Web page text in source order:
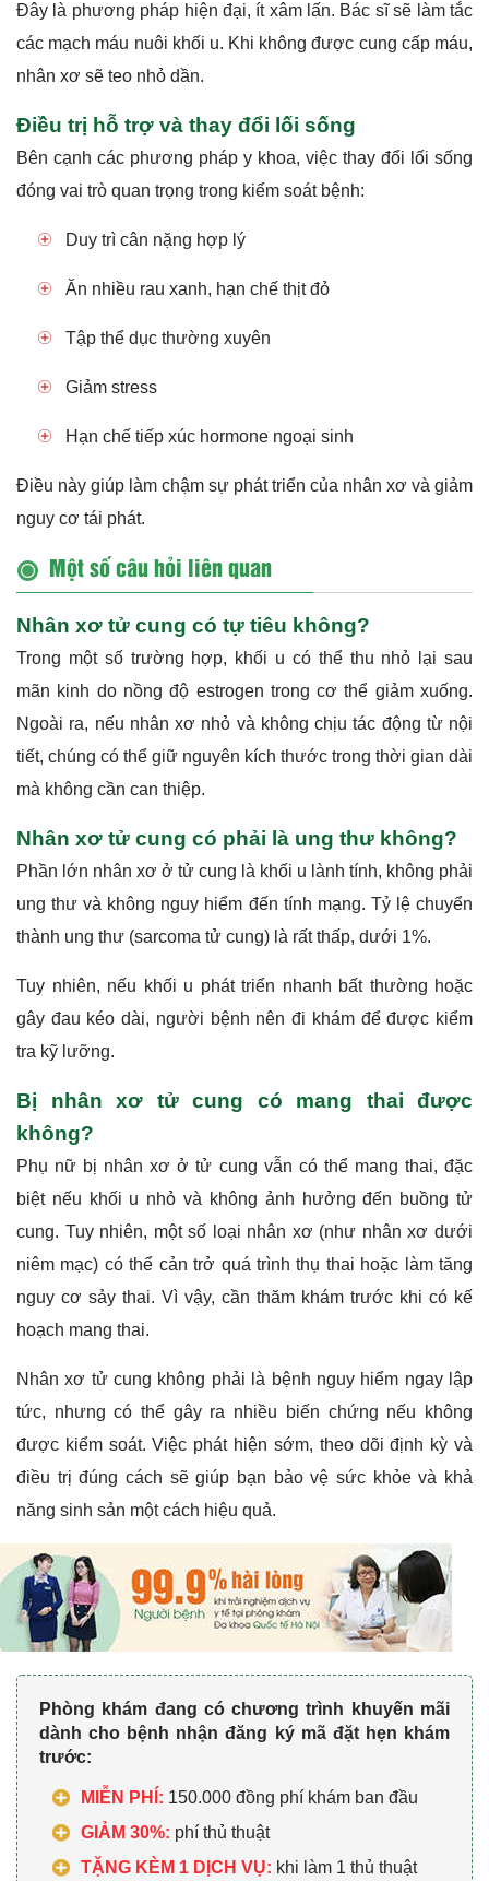
Đây là phương pháp hiện đại, ít xâm lấn. Bác sĩ sẽ làm tắc
các mạch máu nuôi khối u. Khi không được cung cấp máu,
nhân xơ sẽ teo nhỏ dần.
Điều trị hỗ trợ và thay đổi lối sống
Bên cạnh các phương pháp y khoa, việc thay đổi lối sống
đóng vai trò quan trọng trong kiểm soát bệnh:
Duy trì cân nặng hợp lý
Ăn nhiều rau xanh, hạn chế thịt đỏ
Tập thể dục thường xuyên
Giảm stress
Hạn chế tiếp xúc hormone ngoại sinh
Điều này giúp làm chậm sự phát triển của nhân xơ và giảm
nguy cơ tái phát.
Một số câu hỏi liên quan
Nhân xơ tử cung có tự tiêu không?
Trong một số trường hợp, khối u có thể thu nhỏ lại sau
mãn kinh do nồng độ estrogen trong cơ thể giảm xuống.
Ngoài ra, nếu nhân xơ nhỏ và không chịu tác động từ nội
tiết, chúng có thể giữ nguyên kích thước trong thời gian dài
mà không cần can thiệp.
Nhân xơ tử cung có phải là ung thư không?
Phần lớn nhân xơ ở tử cung là khối u lành tính, không phải
ung thư và không nguy hiểm đến tính mạng. Tỷ lệ chuyển
thành ung thư (sarcoma tử cung) là rất thấp, dưới 1%.
Tuy nhiên, nếu khối u phát triển nhanh bất thường hoặc
gây đau kéo dài, người bệnh nên đi khám để được kiểm
tra kỹ lưỡng.
Bị nhân xơ tử cung có mang thai được
không?
Phụ nữ bị nhân xơ ở tử cung vẫn có thể mang thai, đặc
biệt nếu khối u nhỏ và không ảnh hưởng đến buồng tử
cung. Tuy nhiên, một số loại nhân xơ (như nhân xơ dưới
niêm mạc) có thể cản trở quá trình thụ thai hoặc làm tăng
nguy cơ sảy thai. Vì vậy, cần thăm khám trước khi có kế
hoạch mang thai.
Nhân xơ tử cung không phải là bệnh nguy hiểm ngay lập
tức, nhưng có thể gây ra nhiều biến chứng nếu không
được kiểm soát. Việc phát hiện sớm, theo dõi định kỳ và
điều trị đúng cách sẽ giúp bạn bảo vệ sức khỏe và khả
năng sinh sản một cách hiệu quả.
Phòng khám đang có chương trình khuyến mãi
dành cho bệnh nhận đăng ký mã đặt hẹn khám
trước:
MIỄN PHÍ: 150.000 đồng phí khám ban đầu
GIẢM 30%: phí thủ thuật
TẶNG KÈM 1 DỊCH VỤ: khi làm 1 thủ thuật